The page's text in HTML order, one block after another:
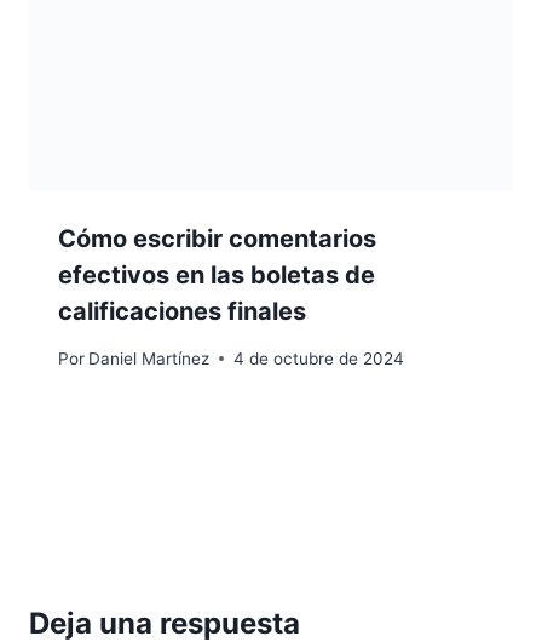
Cómo escribir comentarios
efectivos en las boletas de
calificaciones finales
Por Daniel Martínez 4 de octubre de 2024
Deja una respuesta